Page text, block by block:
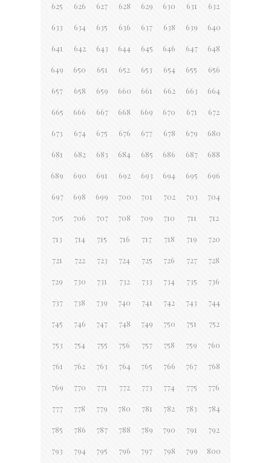
625 626 627 628 629 630 631 632
633 634 635 636 637 638 639 640
641 642 643 644 645 646 647 648
649 650 651 652 653 654 655 656
657 658 659 660 661 662 663 664
665 666 667 668 669 670 671 672
673 674 675 676 677 678 679 680
681 682 683 684 685 686 687 688
689 690 691 692 693 694 695 696
697 698 699 700 701 702 703 704
705 706 707 708 709 710 711 712
713 714 715 716 717 718 719 720
721 722 723 724 725 726 727 728
729 730 731 732 733 734 735 736
737 738 739 740 741 742 743 744
745 746 747 748 749 750 751 752
753 754 755 756 757 758 759 760
761 762 763 764 765 766 767 768
769 770 771 772 773 774 775 776
777 778 779 780 781 782 783 784
785 786 787 788 789 790 791 792
793 794 795 796 797 798 799 800